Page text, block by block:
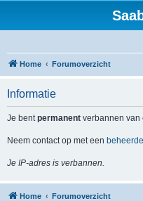
Home Forumoverzicht
Informatie
Je bentpermanent verbannen van
Neem contact op met een
Je IP-adres is verbannen.
Home Forumoverzicht